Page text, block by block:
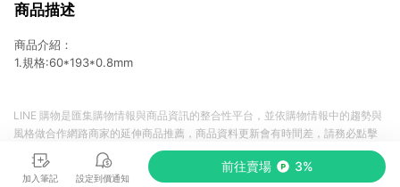
商品描述
商品介紹：
1.規格:60*193*0.8mm
加入筆記 設定到價通知
前往賣場 3%
LINE 購物是匯集購物情報與商品資訊的整合性平台，並依購物情報中的趨勢與
風格做合作網路商家的延伸商品推薦，商品資料更新會有時間差，請務必點擊
商品至各合作網路商家，確認現售價與購物條件，一切資訊以合作廠商網頁為
準。